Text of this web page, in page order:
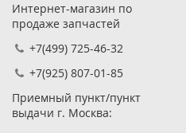
Интернет-магазин по
продаже запчастей
+7(499) 725-46-32
+7(925) 807-01-85
Приемный пункт/пункт
выдачи г. Москва: